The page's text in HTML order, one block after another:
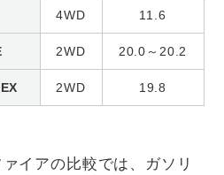
4WD 11.6
2WD 20.0～20.2
2WD 19.8
イアの比較では、ガソリ